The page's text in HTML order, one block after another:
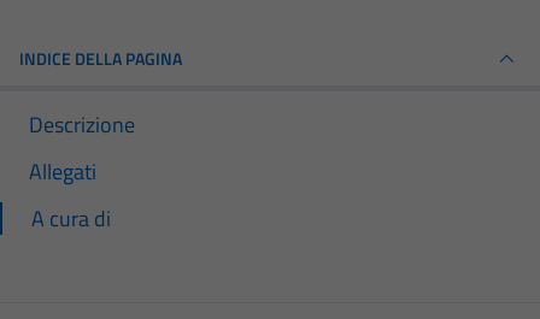
INDICE DELLA PAGINA
Descrizione
Allegati
A cura di